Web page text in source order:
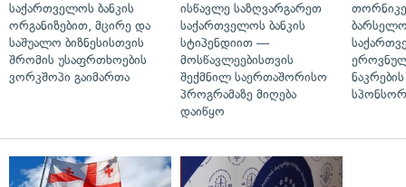
საქართველოს ბანკის
ორგანიზებით, მცირე და
საშუალო ბიზნესისთვის
შრომის უსაფრთხოების
ვორკშოპი გაიმართა
ისწავლე საზღვარგარეთ
საქართველოს ბანკის
სტიპენდიით —
მოსწავლეებისთვის
შექმნილ საერთაშორისო
პროგრამაზე მიღება
დაიწყო